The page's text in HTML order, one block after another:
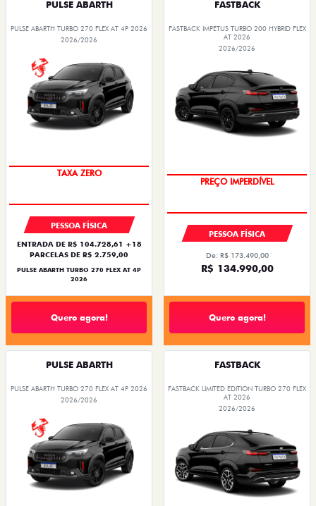
PULSE ABARTH
PULSE ABARTH TURBO 270 FLEX AT 4P 2026
2026/2026
TAXA ZERO
PESSOA FÍSICA
ENTRADA DE R$ 104.728,61 +18
PARCELAS DE R$ 2.759,00
PULSE ABARTH TURBO 270 FLEX AT 4P
2026
Quero agora!
FASTBACK
FASTBACK IMPETUS TURBO 200 HYBRID FLEX
AT 2026
2026/2026
PREÇO IMPERDÍVEL
PESSOA FÍSICA
De: R$ 173.490,00
R$ 134.990,00
Quero agora!
PULSE ABARTH
PULSE ABARTH TURBO 270 FLEX AT 4P 2026
2026/2026
FASTBACK
FASTBACK LIMITED EDITION TURBO 270 FLEX
AT 2026
2026/2026